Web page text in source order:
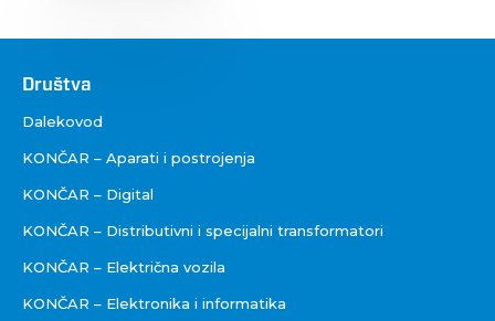
Društva
Društva
Dalekovod
KONČAR – Aparati i postrojenja
KONČAR – Digital
KONČAR – Distributivni i specijalni transformatori
KONČAR – Električna vozila
KONČAR – Elektronika i informatika